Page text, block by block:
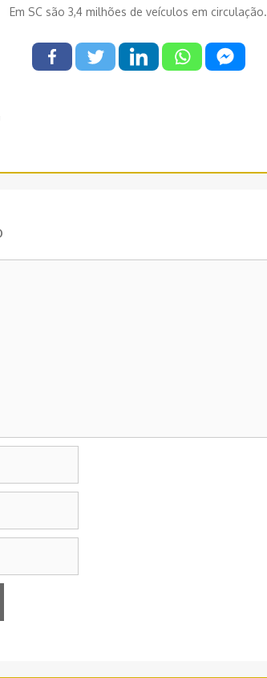
Em SC são 3,4 milhões de veículos em circulação.